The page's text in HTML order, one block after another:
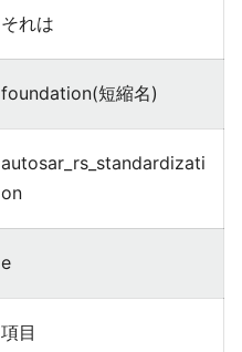
それは
foundation(短縮名)
autosar_rs_standardizati
on
e
項目